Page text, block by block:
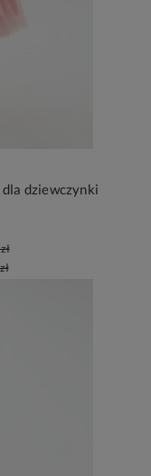
dziewczynki